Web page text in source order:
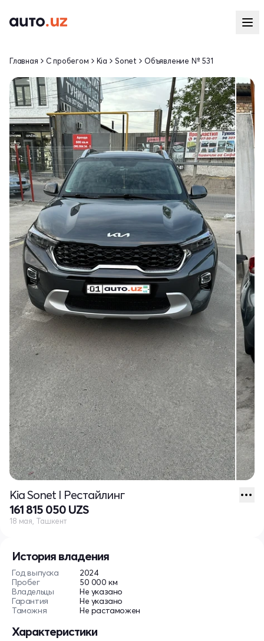
История владения
Год выпуска
2024
Пробег
50 000 км
Владельцы
Не указано
Гарантия
Не указано
Таможня
Не растаможен
Характеристики
Главная С пробегом Kia Sonet Объявление № 531
Kia Sonet I Рестайлинг
161 815 050 UZS
18 мая, Ташкент